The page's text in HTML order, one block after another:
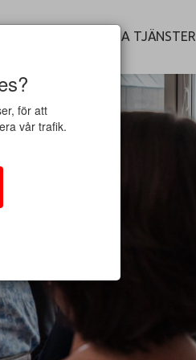
LEDIGA TJÄNSTER
för att
vår trafik.